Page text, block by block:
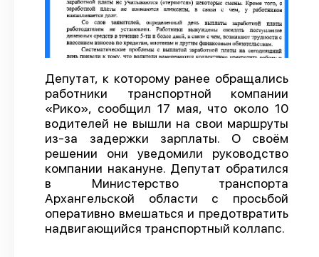
Справочник
API
Политика конфиденциальности
Депутат, к которому ранее обращались
работники транспортной компании
«Рико», сообщил 17 мая, что около 10
водителей не вышли на свои маршруты
из-за задержки зарплаты. О своём
решении они уведомили руководство
компании накануне. Депутат обратился
в Министерство транспорта
Архангельской области с просьбой
оперативно вмешаться и предотвратить
надвигающийся транспортный коллапс.